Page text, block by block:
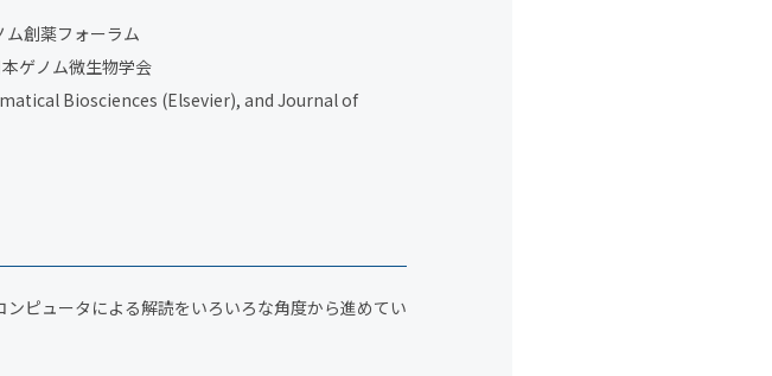
創薬フォーラム
ゲノム微生物学会
Biosciences (Elsevier), and Journal of
ピュータによる解読をいろいろな角度から進めてい